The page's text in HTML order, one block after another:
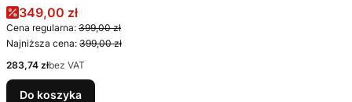
Cena promocyjna
349,00 zł
Cena regularna: 399,00 zł
Najniższa cena: 399,00 zł
Cena
283,74 złbez VAT
Do koszyka